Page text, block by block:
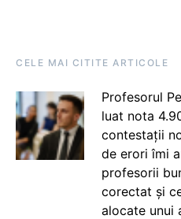
CELE MAI CITITE ARTICOLE
Profesorul
luat nota
contestații
de erori îmi
profesorii
corectat și
alocate unui